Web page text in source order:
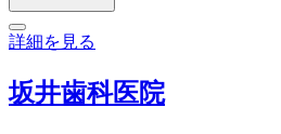
詳細を見る
坂井歯科医院